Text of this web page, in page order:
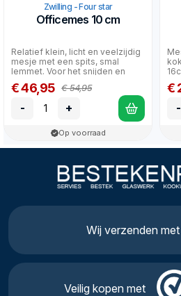
Zwilling - Four star
Officemes 10 cm
Relatief klein, licht en veelzijdig
mesje met een spits, smal
lemmet. Voor het snijden en
€ 46,95 € 54,95
- +
Op voorraad
€
-
Wij verzenden met
Veilig kopen met